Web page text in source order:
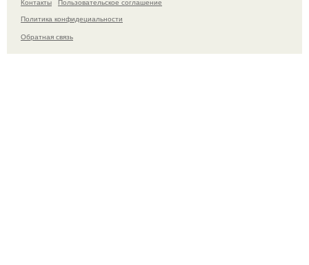
Контакты
Пользовательское соглашение
Политика конфидециальности
Обратная связь